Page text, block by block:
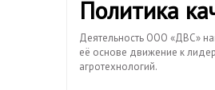
Политика
Деятельность ООО «ДВС»
её основе движение к
агротехнологий.